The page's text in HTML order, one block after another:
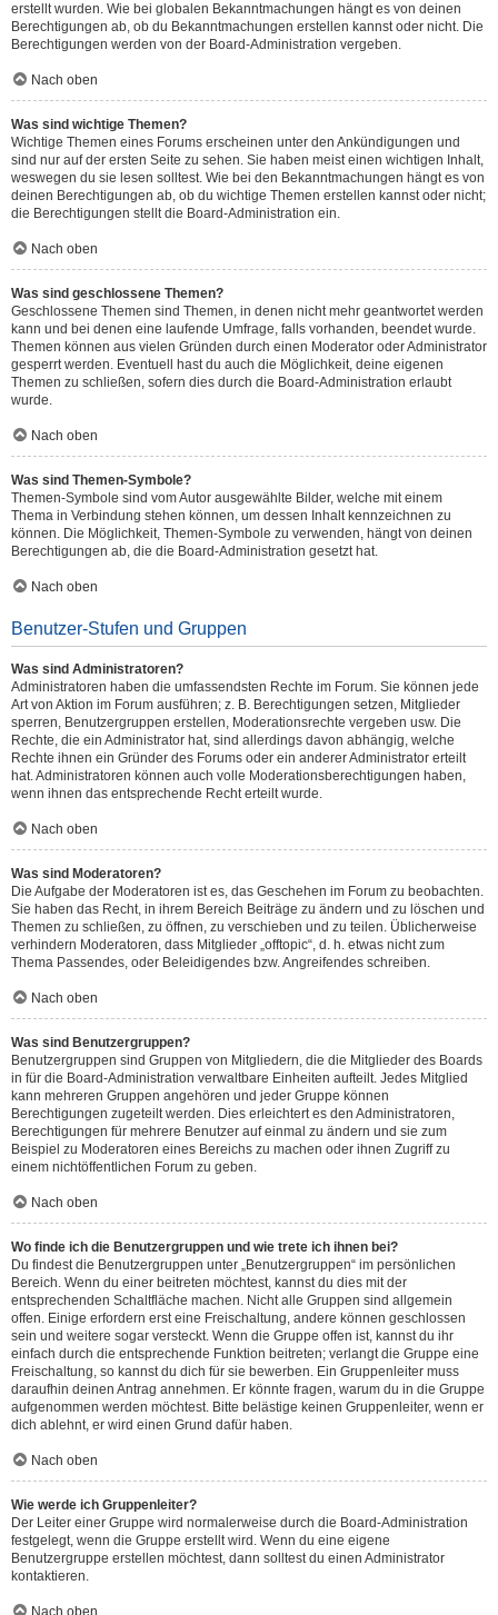
erstellt wurden. Wie bei globalen Bekanntmachungen hängt es von deinen
Berechtigungen ab, ob du Bekanntmachungen erstellen kannst oder nicht. Die
Berechtigungen werden von der Board-Administration vergeben.
Nach oben
Was sind wichtige Themen?
Wichtige Themen eines Forums erscheinen unter den Ankündigungen und
sind nur auf der ersten Seite zu sehen. Sie haben meist einen wichtigen Inhalt,
weswegen du sie lesen solltest. Wie bei den Bekanntmachungen hängt es von
deinen Berechtigungen ab, ob du wichtige Themen erstellen kannst oder nicht;
die Berechtigungen stellt die Board-Administration ein.
Nach oben
Was sind geschlossene Themen?
Geschlossene Themen sind Themen, in denen nicht mehr geantwortet werden
kann und bei denen eine laufende Umfrage, falls vorhanden, beendet wurde.
Themen können aus vielen Gründen durch einen Moderator oder Administrator
gesperrt werden. Eventuell hast du auch die Möglichkeit, deine eigenen
Themen zu schließen, sofern dies durch die Board-Administration erlaubt
wurde.
Nach oben
Was sind Themen-Symbole?
Themen-Symbole sind vom Autor ausgewählte Bilder, welche mit einem
Thema in Verbindung stehen können, um dessen Inhalt kennzeichnen zu
können. Die Möglichkeit, Themen-Symbole zu verwenden, hängt von deinen
Berechtigungen ab, die die Board-Administration gesetzt hat.
Nach oben
Benutzer-Stufen und Gruppen
Was sind Administratoren?
Administratoren haben die umfassendsten Rechte im Forum. Sie können jede
Art von Aktion im Forum ausführen; z. B. Berechtigungen setzen, Mitglieder
sperren, Benutzergruppen erstellen, Moderationsrechte vergeben usw. Die
Rechte, die ein Administrator hat, sind allerdings davon abhängig, welche
Rechte ihnen ein Gründer des Forums oder ein anderer Administrator erteilt
hat. Administratoren können auch volle Moderationsberechtigungen haben,
wenn ihnen das entsprechende Recht erteilt wurde.
Nach oben
Was sind Moderatoren?
Die Aufgabe der Moderatoren ist es, das Geschehen im Forum zu beobachten.
Sie haben das Recht, in ihrem Bereich Beiträge zu ändern und zu löschen und
Themen zu schließen, zu öffnen, zu verschieben und zu teilen. Üblicherweise
verhindern Moderatoren, dass Mitglieder „offtopic“, d. h. etwas nicht zum
Thema Passendes, oder Beleidigendes bzw. Angreifendes schreiben.
Nach oben
Was sind Benutzergruppen?
Benutzergruppen sind Gruppen von Mitgliedern, die die Mitglieder des Boards
in für die Board-Administration verwaltbare Einheiten aufteilt. Jedes Mitglied
kann mehreren Gruppen angehören und jeder Gruppe können
Berechtigungen zugeteilt werden. Dies erleichtert es den Administratoren,
Berechtigungen für mehrere Benutzer auf einmal zu ändern und sie zum
Beispiel zu Moderatoren eines Bereichs zu machen oder ihnen Zugriff zu
einem nichtöffentlichen Forum zu geben.
Nach oben
Wo finde ich die Benutzergruppen und wie trete ich ihnen bei?
Du findest die Benutzergruppen unter „Benutzergruppen“ im persönlichen
Bereich. Wenn du einer beitreten möchtest, kannst du dies mit der
entsprechenden Schaltfläche machen. Nicht alle Gruppen sind allgemein
offen. Einige erfordern erst eine Freischaltung, andere können geschlossen
sein und weitere sogar versteckt. Wenn die Gruppe offen ist, kannst du ihr
einfach durch die entsprechende Funktion beitreten; verlangt die Gruppe eine
Freischaltung, so kannst du dich für sie bewerben. Ein Gruppenleiter muss
daraufhin deinen Antrag annehmen. Er könnte fragen, warum du in die Gruppe
aufgenommen werden möchtest. Bitte belästige keinen Gruppenleiter, wenn er
dich ablehnt, er wird einen Grund dafür haben.
Nach oben
Wie werde ich Gruppenleiter?
Der Leiter einer Gruppe wird normalerweise durch die Board-Administration
festgelegt, wenn die Gruppe erstellt wird. Wenn du eine eigene
Benutzergruppe erstellen möchtest, dann solltest du einen Administrator
kontaktieren.
Nach oben